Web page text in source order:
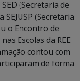
(Secretaria de
SEJUSP (Secretaria
o Encontro de
Escolas da REE
contou com
de forma